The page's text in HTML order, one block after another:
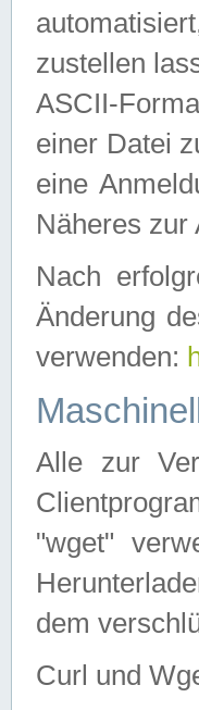
zustellen
ASCII-
einer Datei
eine
Näheres zur
Nach
Änderung
verwenden:
Alle zur
"wget"
dem
Curl und